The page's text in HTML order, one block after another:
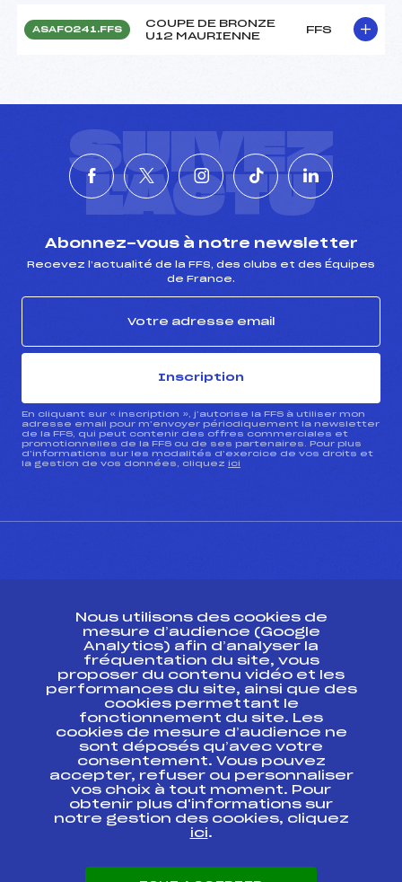
ASAF0241.FFS
COUPE DE BRONZE
U12 MAURIENNE
FFS
SUIVEZ
L'ACTU
Abonnez-vous à notre newsletter
Recevez l’actualité de la FFS, des clubs et des Équipes
de France.
Inscription
En cliquant sur « inscription », j’autorise la FFS à utiliser mon
adresse email pour m’envoyer périodiquement la newsletter
de la FFS, qui peut contenir des offres commerciales et
promotionnelles de la FFS ou de ses partenaires. Pour plus
d’informations sur les modalités d’exercice de vos droits et
la gestion de vos données, cliquez ici
ESPACE PRESSE
Ressources
Pass’Neige
Projet sportif fédéral
Projet de performance fédéral
Antidopage
Pôle Développement, Formation, Suivi
Scientifique
Listes ministérielles
Pôle vie de l’athlète
Nous utilisons des cookies de
mesure d’audience (Google
Analytics) afin d’analyser la
fréquentation du site, vous
proposer du contenu vidéo et les
performances du site, ainsi que des
cookies permettant le
fonctionnement du site. Les
cookies de mesure d’audience ne
sont déposés qu’avec votre
consentement. Vous pouvez
accepter, refuser ou personnaliser
vos choix à tout moment. Pour
obtenir plus d'informations sur
notre gestion des cookies, cliquez
ici.